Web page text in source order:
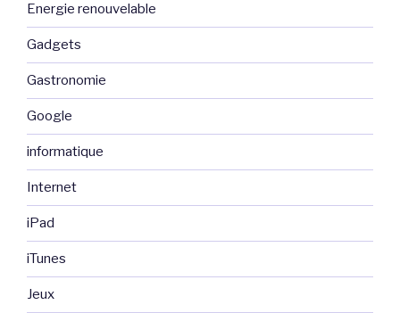
Energie renouvelable
Gadgets
Gastronomie
Google
informatique
Internet
iPad
iTunes
Jeux